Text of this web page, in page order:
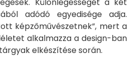
adódó egyedisége adja.
képzőművészetnek”, mert a
alkalmazza a design-ban
elkészítése során.